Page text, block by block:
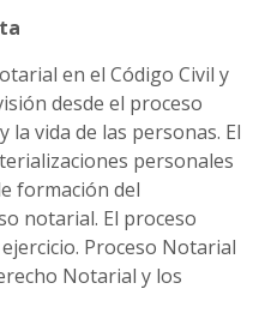
en el Código Civil y
desde el proceso
vida de las personas. El
personales
formación del
notarial. El proceso
Proceso Notarial
Notarial y los